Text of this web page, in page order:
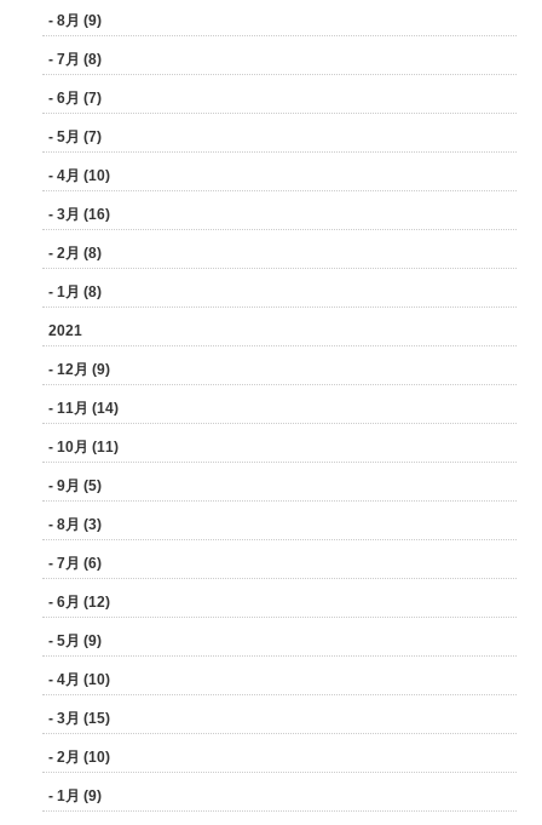
- 8月 (9)
- 7月 (8)
- 6月 (7)
- 5月 (7)
- 4月 (10)
- 3月 (16)
- 2月 (8)
- 1月 (8)
2021
- 12月 (9)
- 11月 (14)
- 10月 (11)
- 9月 (5)
- 8月 (3)
- 7月 (6)
- 6月 (12)
- 5月 (9)
- 4月 (10)
- 3月 (15)
- 2月 (10)
- 1月 (9)